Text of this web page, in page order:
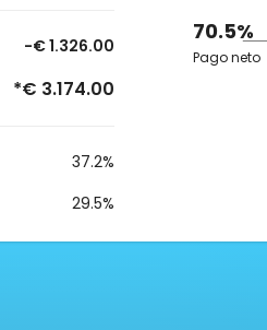
-€ 1.326.00
*€ 3.174.00
37.2%
29.5%
70.5%
Pago neto